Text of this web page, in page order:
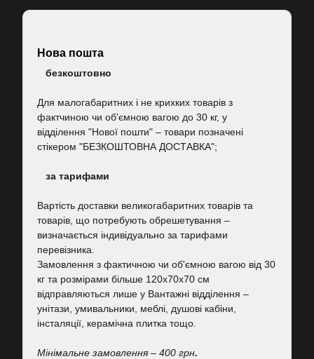
Нова пошта
безкоштовно
Для малогабаритних і не крихких товарів з
фактчиною чи об'ємною вагою до 30 кг, у
відділення "Нової пошти" – товари позначені
стікером "БЕЗКОШТОВНА ДОСТАВКА";
за тарифами
Вартість доставки великогабаритних товарів та
товарів, що потребують обрешетування –
визначається індивідуально за тарифами
перевізника.
Замовлення з фактичною чи об'ємною вагою від 30
кг та розмірами більше 120х70х70 см
відправляються лише у Вантажні відділення –
унітази, умивальники, меблі, душові кабіни,
інсталяції, керамічна плитка тощо.
Мінімальне замовлення – 400 грн.